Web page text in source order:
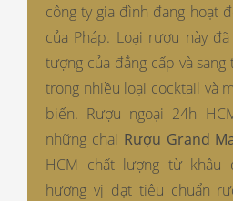
công ty gia đình đang hoạt
của Pháp. Loại rượu này
tượng của đẳng cấp và
trong nhiều loại cocktail và
biến. Rượu ngoại 24h
những chai Rượu Grand
HCM chất lượng từ khâu
hương vị đạt tiêu chuẩn